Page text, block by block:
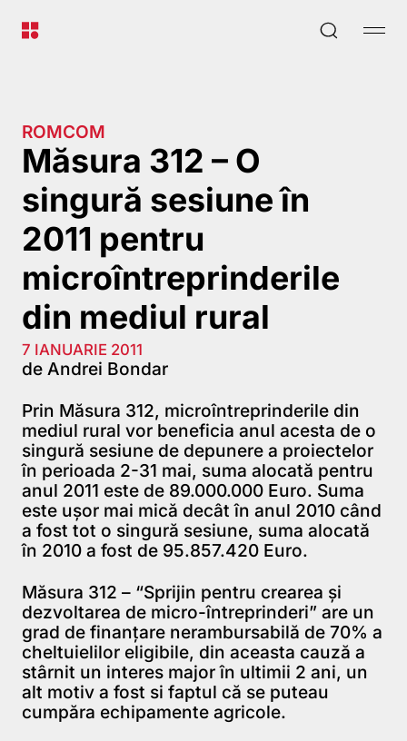
ROMCOM
Măsura 312 – O
singură sesiune în
2011 pentru
microîntreprinderile
din mediul rural
7 IANUARIE 2011
de Andrei Bondar
Prin Măsura 312, microîntreprinderile din
mediul rural vor beneficia anul acesta de o
singură sesiune de depunere a proiectelor
în perioada 2-31 mai, suma alocată pentru
anul 2011 este de 89.000.000 Euro. Suma
este uşor mai mică decât în anul 2010 când
a fost tot o singură sesiune, suma alocată
în 2010 a fost de 95.857.420 Euro.
Măsura 312 – “Sprijin pentru crearea şi
dezvoltarea de micro-întreprinderi” are un
grad de finanţare nerambursabilă de 70% a
cheltuielilor eligibile, din aceasta cauză a
stârnit un interes major în ultimii 2 ani, un
alt motiv a fost si faptul că se puteau
cumpăra echipamente agricole.